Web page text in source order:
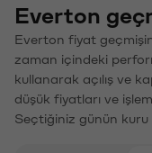
Everton
Everton fiyat
zaman içindeki
kullanarak açılış ve
düşük fiyatları ve
Seçtiğiniz günün kuru